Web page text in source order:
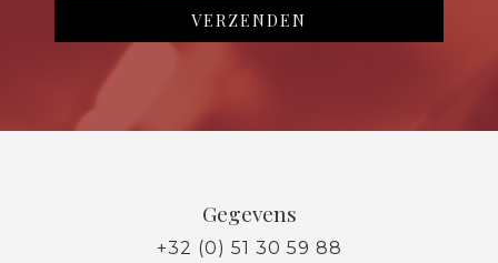
Gegevens
+32 (0) 51 30 59 88